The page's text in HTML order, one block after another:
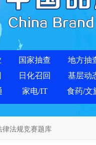
国家抽查 地方抽
日化召回 基层动
家电/IT 食药/文
律法规竞赛题库